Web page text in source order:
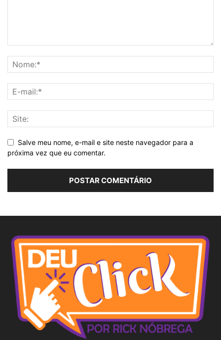
Salve meu nome, e-mail e site neste navegador para a
próxima vez que eu comentar.